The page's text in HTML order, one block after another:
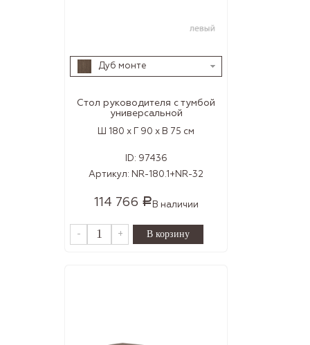
Дуб монте
Стол руководителя с тумбой
универсальной
Ш 180 x Г 90 x В 75 см
ID: 97436
Артикул: NR-180.1+NR-32
114 766 Р В наличии
- +